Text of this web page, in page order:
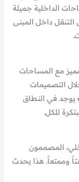
الداخلية جميلة
التنقل داخل المبنى
مع المساحات
التصميمات
يوجد في النطاق
للكل.
المصممون
وممتعاً. هذا يحدث